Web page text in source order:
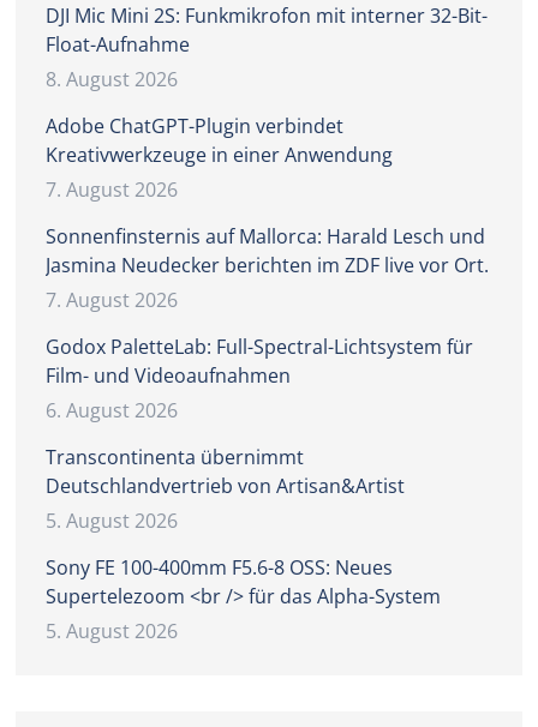
DJI Mic Mini 2S: Funkmikrofon mit interner 32-Bit-
Float-Aufnahme
8. August 2026
Adobe ChatGPT-Plugin verbindet
Kreativwerkzeuge in einer Anwendung
7. August 2026
Sonnenfinsternis auf Mallorca: Harald Lesch und
Jasmina Neudecker berichten im ZDF live vor Ort.
7. August 2026
Godox PaletteLab: Full-Spectral-Lichtsystem für
Film- und Videoaufnahmen
6. August 2026
Transcontinenta übernimmt
Deutschlandvertrieb von Artisan&Artist
5. August 2026
Sony FE 100-400mm F5.6-8 OSS: Neues
Supertelezoom <br /> für das Alpha-System
5. August 2026